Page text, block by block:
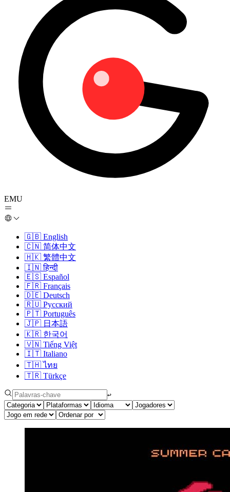
EMU
🇬🇧 English
🇨🇳 简体中文
🇭🇰 繁體中文
🇮🇳 हिन्दी
🇪🇸 Español
🇫🇷 Français
🇩🇪 Deutsch
🇷🇺 Русский
🇵🇹 Português
🇯🇵 日本語
🇰🇷 한국어
🇻🇳 Tiếng Việt
🇮🇹 Italiano
🇹🇭 ไทย
🇹🇷 Türkçe
↩︎